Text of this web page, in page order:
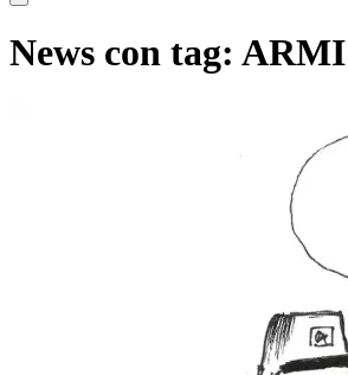
News con tag: ARMI